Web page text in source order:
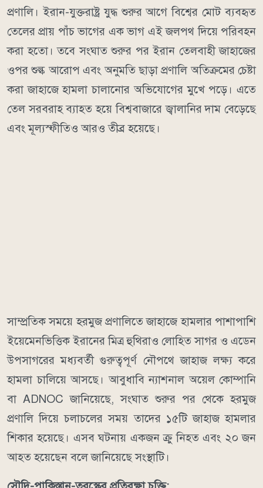
প্রণালি। ইরান-যুক্তরাষ্ট্র যুদ্ধ শুরুর আগে বিশ্বের মোট ব্যবহৃত
তেলের প্রায় পাঁচ ভাগের এক ভাগ এই জলপথ দিয়ে পরিবহন
করা হতো। তবে সংঘাত শুরুর পর ইরান তেলবাহী জাহাজের
ওপর শুল্ক আরোপ এবং অনুমতি ছাড়া প্রণালি অতিক্রমের চেষ্টা
করা জাহাজে হামলা চালানোর অভিযোগের মুখে পড়ে। এতে
তেল সরবরাহ ব্যাহত হয়ে বিশ্ববাজারে জ্বালানির দাম বেড়েছে
এবং মূল্যস্ফীতিও আরও তীব্র হয়েছে।
সাম্প্রতিক সময়ে হরমুজ প্রণালিতে জাহাজে হামলার পাশাপাশি
ইয়েমেনভিত্তিক ইরানের মিত্র হুথিরাও লোহিত সাগর ও এডেন
উপসাগরের মধ্যবর্তী গুরুত্বপূর্ণ নৌপথে জাহাজ লক্ষ্য করে
হামলা চালিয়ে আসছে।আবুধাবি ন্যাশনাল অয়েল কোম্পানি
বা ADNOC জানিয়েছে, সংঘাত শুরুর পর থেকে হরমুজ
প্রণালি দিয়ে চলাচলের সময় তাদের ১৫টি জাহাজ হামলার
শিকার হয়েছে। এসব ঘটনায় একজন ক্রু নিহত এবং ২০ জন
আহত হয়েছেন বলে জানিয়েছে সংস্থাটি।